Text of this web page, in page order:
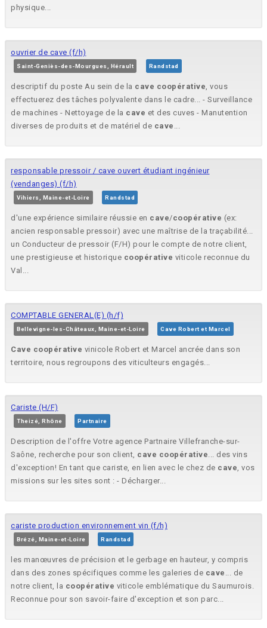
physique...
ouvrier de cave (f/h)
Saint-Geniès-des-Mourgues, Hérault Randstad
descriptif du poste Au sein de la cave coopérative, vous
effectuerez des tâches polyvalente dans le cadre... - Surveillance
de machines - Nettoyage de la cave et des cuves - Manutention
diverses de produits et de matériel de cave ...
responsable pressoir / cave ouvert étudiant ingénieur
(vendanges) (f/h)
Vihiers, Maine-et-Loire Randstad
d'une expérience similaire réussie en cave/coopérative (ex:
ancien responsable pressoir) avec une maîtrise de la traçabilité...
un Conducteur de pressoir (F/H) pour le compte de notre client,
une prestigieuse et historique coopérative viticole reconnue du
Val...
COMPTABLE GENERAL(E) (h/f)
Bellevigne-les-Châteaux, Maine-et-Loire Cave Robert et Marcel
Cave coopérative vinicole Robert et Marcel ancrée dans son
territoire, nous regroupons des viticulteurs engagés...
Cariste (H/F)
Theizé, Rhône Partnaire
Description de l'offre Votre agence Partnaire Villefranche-sur-
Saône, recherche pour son client, cave coopérative... des vins
d'exception! En tant que cariste, en lien avec le chez de cave, vos
missions sur les sites sont : - Décharger...
cariste production environnement vin (f/h)
Brézé, Maine-et-Loire Randstad
les manœuvres de précision et le gerbage en hauteur, y compris
dans des zones spécifiques comme les galeries de cave ... de
notre client, la coopérative viticole emblématique du Saumurois.
Reconnue pour son savoir-faire d'exception et son parc...